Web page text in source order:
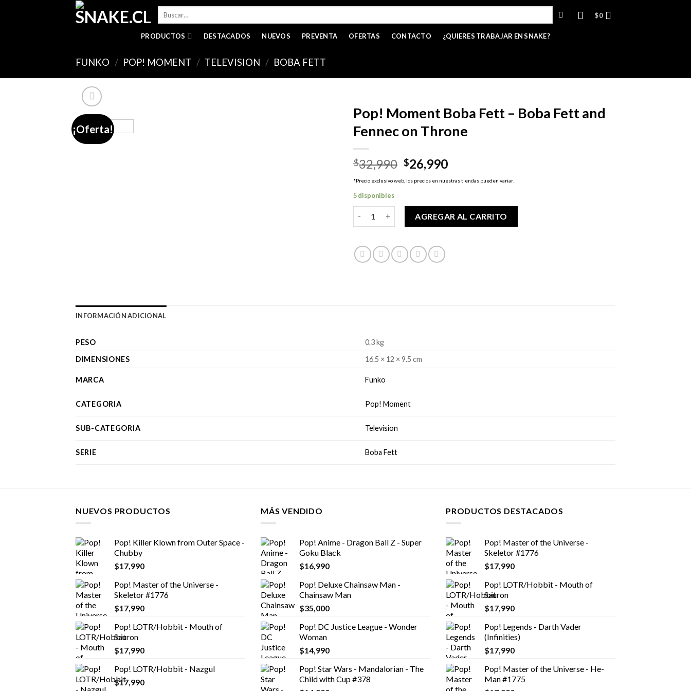
Buscar
$0
PRODUCTOS DESTACADOS NUEVOS PREVENTA OFERTAS CONTACTO ¿QUIERES TRABAJAR EN SNAKE?
FUNKO / POP! MOMENT / TELEVISION / BOBA FETT
¡Oferta!
Pop! Moment Boba Fett – Boba Fett and
Fennec on Throne
$32,990 El
precio
original
$32,990.
$26,990El
precio
actual
$26,990.
*Precio exclusivo web, los precios en nuestras tiendas pueden variar.
5 disponibles
AGREGAR AL CARRITO
INFORMACIÓN ADICIONAL
PESO
0.3 kg
DIMENSIONES
16.5 × 12 × 9.5 cm
MARCA Funko
CATEGORIA Pop! Moment
SUB-CATEGORIA Television
SERIE Boba Fett
NUEVOS PRODUCTOS
Pop! Killer Klown from Outer Space -
Chubby
$17,990
Pop! Master of the Universe -
Skeletor #1776
$17,990
Pop! LOTR/Hobbit - Mouth of
Sauron
$17,990
Pop! LOTR/Hobbit - Nazgul
$17,990
MÁS VENDIDO
Pop! Anime - Dragon Ball Z - Super
Goku Black
$16,990
Pop! Deluxe Chainsaw Man -
Chainsaw Man
$35,000
Pop! DC Justice League - Wonder
Woman
$14,990
Pop! Star Wars - Mandalorian - The
Child with Cup #378
PRODUCTOS DESTACADOS
Pop! Master of the Universe -
Skeletor #1776
$17,990
Pop! LOTR/Hobbit - Mouth of
Sauron
$17,990
Pop! Legends - Darth Vader
(Infinities)
$17,990
Pop! Master of the Universe - He-
Man #1775